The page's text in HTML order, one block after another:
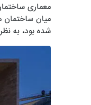
معماری
شده بود، به